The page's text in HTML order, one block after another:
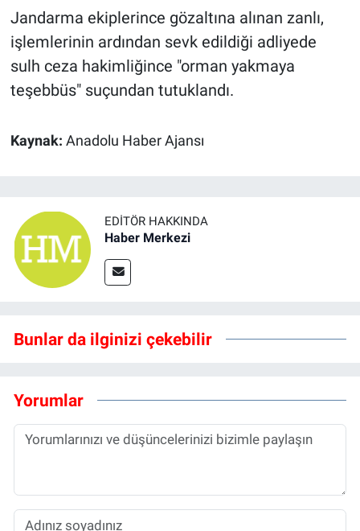
Jandarma ekiplerince gözaltına alınan zanlı,
işlemlerinin ardından sevk edildiği adliyede
sulh ceza hakimliğince "orman yakmaya
teşebbüs" suçundan tutuklandı.
Kaynak: Anadolu Haber Ajansı
EDITÖR HAKKINDA
Haber Merkezi
Bunlar da ilginizi çekebilir
Yorumlar